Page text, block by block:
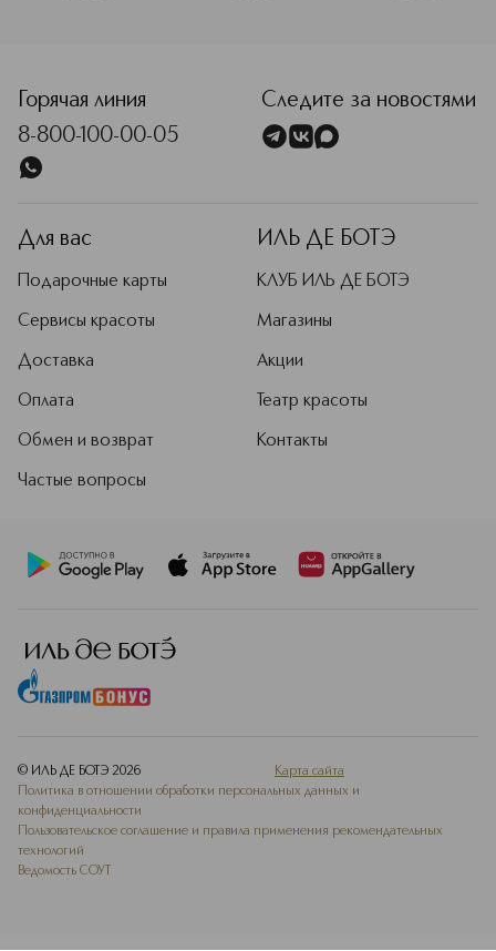
Горячая линия
8-800-100-00-05
Следите за новостями
Для вас
Подарочные карты
Сервисы красоты
Доставка
Оплата
Обмен и возврат
Частые вопросы
ИЛЬ ДЕ БОТЭ
КЛУБ ИЛЬ ДЕ БОТЭ
Магазины
Акции
Театр красоты
Контакты
© ИЛЬ ДЕ БОТЭ 2026
Карта сайта
Политика в отношении обработки персональных данных и
конфиденциальности
Пользовательское соглашение и правила применения рекомендательных
технологий
Ведомость СОУТ